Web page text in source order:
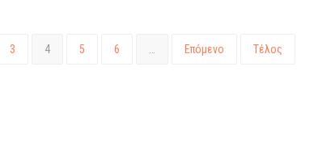
3 4 5 6 Επόμενο Τέλος